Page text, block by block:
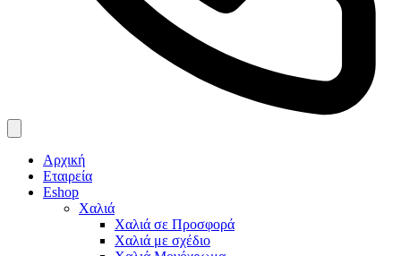
Αρχική
Εταιρεία
Eshop
Χαλιά
Χαλιά σε Προσφορά
Χαλιά με σχέδιο